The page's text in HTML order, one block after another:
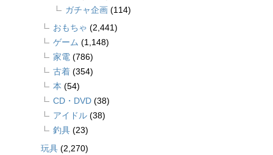
ガチャ企画 (114)
おもちゃ (2,441)
ゲーム (1,148)
家電 (786)
古着 (354)
本 (54)
CD・DVD (38)
アイドル (38)
釣具 (23)
玩具 (2,270)